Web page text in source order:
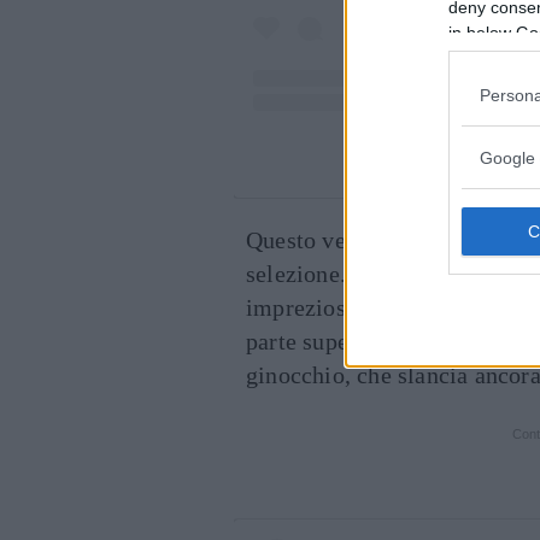
deny
in below
Google
Un post
Questo vestitino targato
selezione.
notte, con
impreziosito da
parte superiore, si apre
ginocchio, che slancia